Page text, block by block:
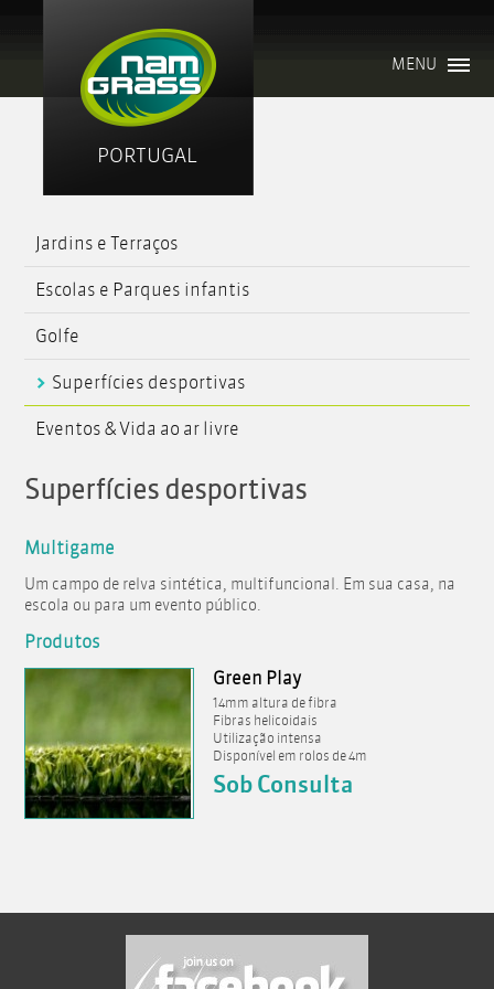
PORTUGAL
MENU
Jardins e Terraços
Escolas e Parques infantis
Golfe
Superfícies desportivas
Eventos & Vida ao ar livre
Superfícies desportivas
Multigame
Um campo de relva sintética, multifuncional. Em sua casa, na
escola ou para um evento público.
Produtos
Green Play
14mm altura de fibra
Fibras helicoidais
Utilização intensa
Disponível em rolos de 4m
Sob Consulta